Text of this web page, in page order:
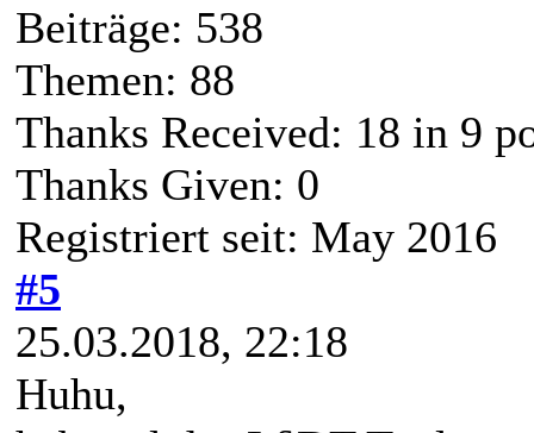
Beiträge: 538
Themen: 88
Thanks Received: 18 in 9
Thanks Given: 0
Registriert seit: May 2016
#5
25.03.2018, 22:18
Huhu,